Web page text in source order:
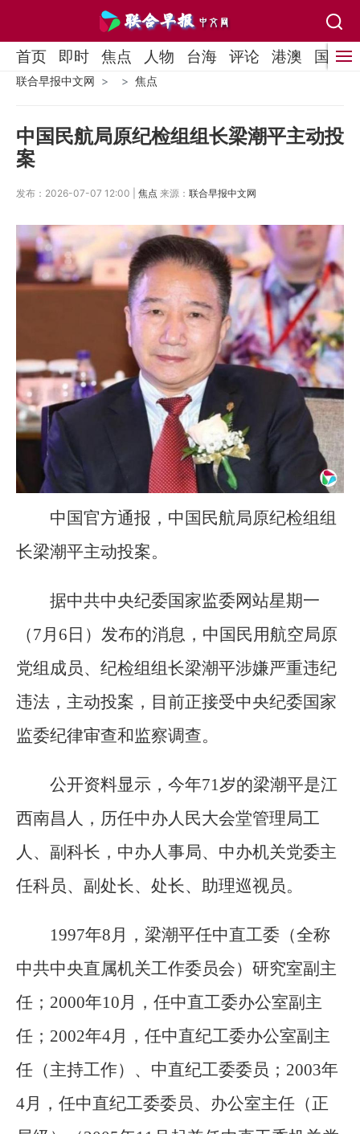
首页 即时 焦点 人物 台海 评论 港澳 国际
联合早报中文网 焦点
中国民航局原纪检组组长梁潮平主动投
案
发布：2026-07-07 12:00 | 焦点 来源： 联合早报中文网
中国官方通报，中国民航局原纪检组组
长梁潮平主动投案。
据中共中央纪委国家监委网站星期一
（7月6日）发布的消息，中国民用航空局原
党组成员、纪检组组长梁潮平涉嫌严重违纪
违法，主动投案，目前正接受中央纪委国家
监委纪律审查和监察调查。
公开资料显示，今年71岁的梁潮平是江
西南昌人，历任中办人民大会堂管理局工
人、副科长，中办人事局、中办机关党委主
任科员、副处长、处长、助理巡视员。
1997年8月，梁潮平任中直工委（全称
中共中央直属机关工作委员会）研究室副主
任；2000年10月，任中直工委办公室副主
任；2002年4月，任中直纪工委办公室副主
任（主持工作）、中直纪工委委员；2003年
4月，任中直纪工委委员、办公室主任（正